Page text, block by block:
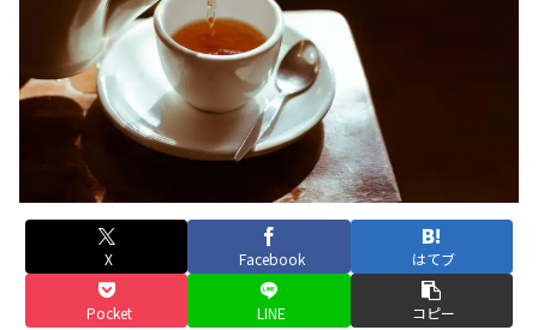
X Facebook はてブ
Pocket LINE コピー